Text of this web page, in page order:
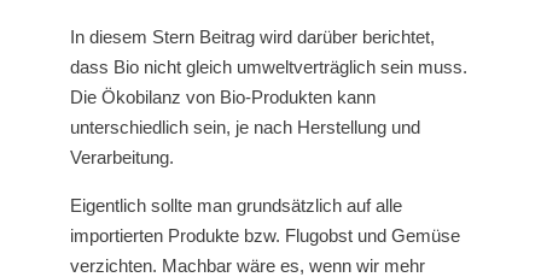
In diesem Stern Beitrag wird darüber berichtet,
dass Bio nicht gleich umweltverträglich sein muss.
Die Ökobilanz von Bio-Produkten kann
unterschiedlich sein, je nach Herstellung und
Verarbeitung.
Eigentlich sollte man grundsätzlich auf alle
importierten Produkte bzw. Flugobst und Gemüse
verzichten. Machbar wäre es, wenn wir mehr